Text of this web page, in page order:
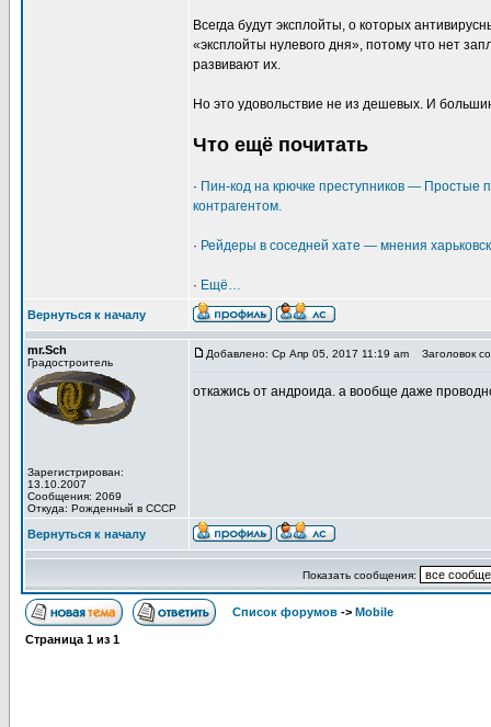
Всегда будут эксплойты, о которых
«эксплойты нулевого дня», потому что нет
развивают их.
Но это удовольствие не из дешевых. И
Что ещё почитать
· Пин-код на крючке преступников — Простые
контрагентом.
· Рейдеры в соседней хате — мнения
· Ещё…
Вернуться к началу
mr.Sch
Градостроитель
Зарегистрирован:
13.10.2007
Сообщения: 2069
Откуда: Рожденный в СССР
Добавлено: Ср Апр 05, 2017 11:19 am Заголовок
откажись от андроида. а вообще даже
Вернуться к началу
Показать сообщения:
Список форумов -> Mobile
Страница 1 из 1